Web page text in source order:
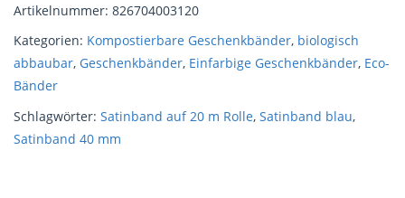
Artikelnummer: 826704003120
Kategorien: Kompostierbare Geschenkbänder, biologisch
abbaubar, Geschenkbänder, Einfarbige Geschenkbänder, Eco-
Bänder
Schlagwörter: Satinband auf 20 m Rolle, Satinband blau,
Satinband 40 mm